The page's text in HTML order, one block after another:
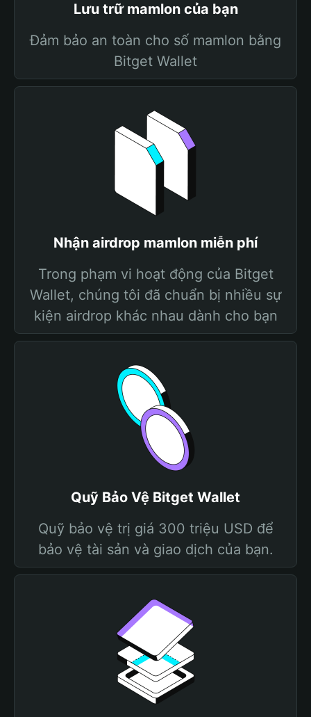
Lưu trữ mamlon của bạn
Đảm bảo an toàn cho số mamlon bằng
Bitget Wallet
Nhận airdrop mamlon miễn phí
Trong phạm vi hoạt động của Bitget
Wallet, chúng tôi đã chuẩn bị nhiều sự
kiện airdrop khác nhau dành cho bạn
Quỹ Bảo Vệ Bitget Wallet
Quỹ bảo vệ trị giá 300 triệu USD để
bảo vệ tài sản và giao dịch của bạn.